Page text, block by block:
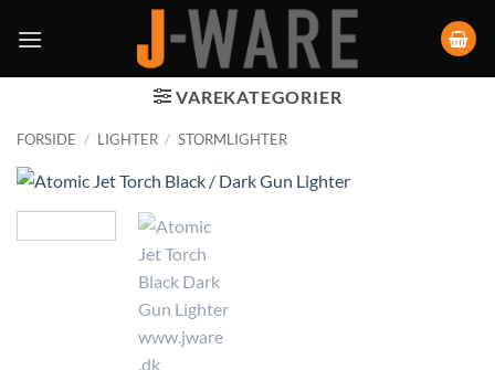
VAREKATEGORIER
FORSIDE / LIGHTER / STORMLIGHTER